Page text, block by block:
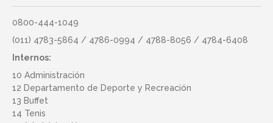
0800-444-1049
(011) 4783-5864 / 4786-0994 / 4788-8056 / 4784-6408
Internos:
10 Administración
12 Departamento de Deporte y Recreación
13 Buffet
14 Tenis